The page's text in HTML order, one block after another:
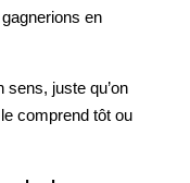
en
juste qu’on
comprend tôt ou